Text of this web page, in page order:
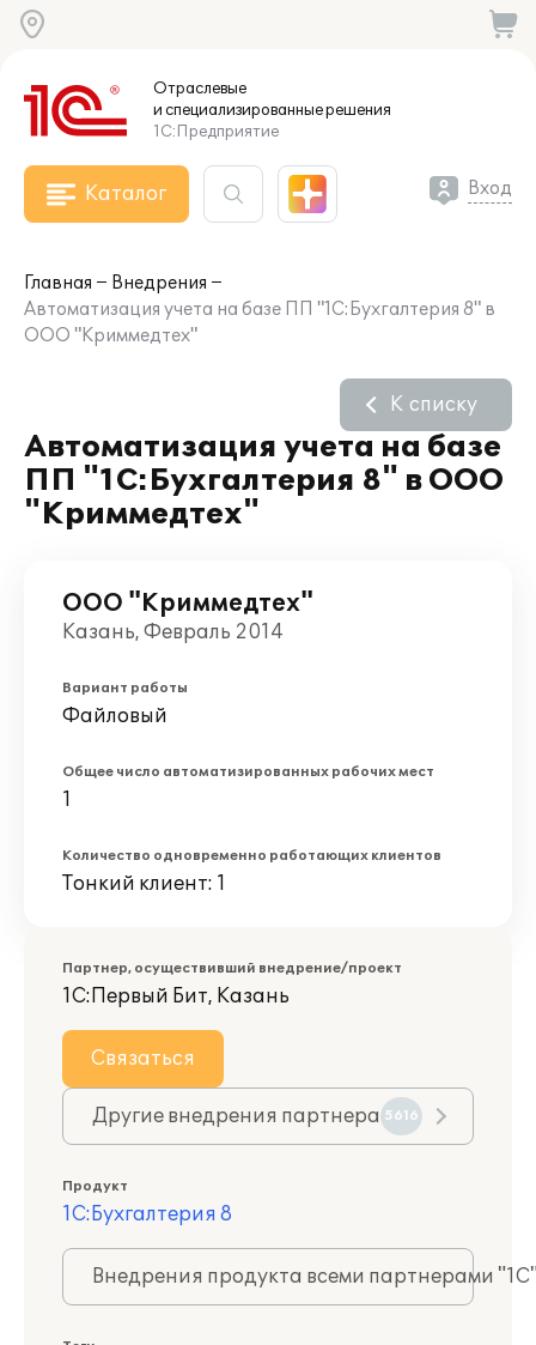
Отраслевые
и специализированныерешения
1С:Предприятие
Каталог Вход
Главная
Внедрения
Автоматизация учета на базе ПП "1С:Бухгалтерия 8" в
ООО "Криммедтех"
Автоматизация учета на базе
ПП "1С:Бухгалтерия 8" в ООО
"Криммедтех"
К списку
ООО "Криммедтех"
Казань, Февраль 2014
Вариант работы
Файловый
Общее число автоматизированных рабочих мест
1
Количество одновременно работающих клиентов
Тонкий клиент: 1
Партнер, осуществивший внедрение/проект
1С:Первый Бит, Казань
Связаться
Другие внедрения партнера 5616
Продукт
1С:Бухгалтерия 8
Внедрения продукта всеми партнерами